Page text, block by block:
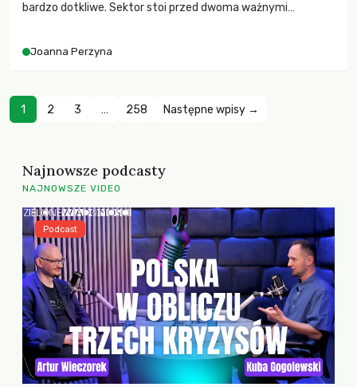
bardzo dotkliwe. Sektor stoi przed dwoma ważnymi
zachodzących zmian klimatycznych. Wymagać to będzie
Joanna Perzyna
1 2 3 … 258 Następne wpisy →
Najnowsze podcasty
NAJNOWSZE VIDEO
Podcast